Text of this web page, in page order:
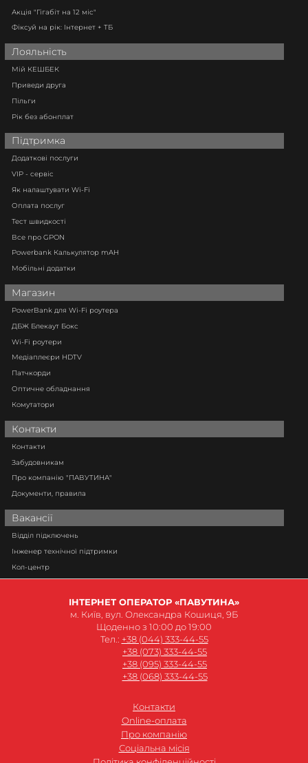
Акція "Гігабіт на 12 міс"
Фіксуй на рік: Інтернет + ТБ
Лояльність
Мій КЕШБЕК
Приведи друга
Пільги
Рік без абонплат
Підтримка
Додаткові послуги
VIP - сервіс
Як налаштувати Wi-Fi
Оплата послуг
Тест швидкості
Все про GPON
Powerbank Калькулятор mAH
Мобільні додатки
Магазин
PowerBank для Wi-Fi роутера
ДБЖ Блекаут Бокс
Wi-Fi роутери
Медіаплеєри HDTV
Патчкорди
Оптичне обладнання
Комутатори
Контакти
Контакти
Забудовникам
Про компанію "ПАВУТИНА"
Документи, правила
Вакансії
Відділ підключень
Інженер технічної підтримки
Кол-центр
ІНТЕРНЕТ ОПЕРАТОР «ПАВУТИНА»
м. Київ, вул. Олександра Кошиця, 9Б
Щоденно з 10:00 до 19:00
Тел.: +38 (044) 333-44-55
+38 (073) 333-44-55
+38 (095) 333-44-55
+38 (068) 333-44-55
Контакти
Online-оплата
Про компанію
Соціальна місія